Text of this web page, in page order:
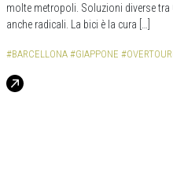
molte metropoli. Soluzioni diverse tra
anche radicali. La bici è la cura […]
#BARCELLONA #GIAPPONE